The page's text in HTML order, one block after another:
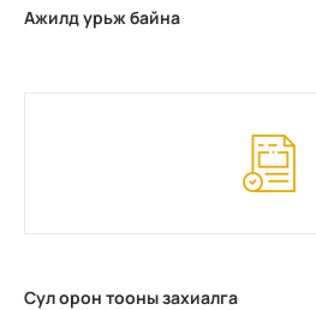
Ажилд урьж байна
Сул орон тооны захиалга